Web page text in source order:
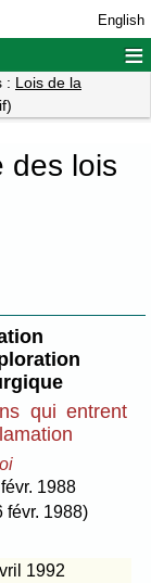
English
≡
: Lois de la
des lois
qui entrent
févr. 1988
févr. 1988)
1992